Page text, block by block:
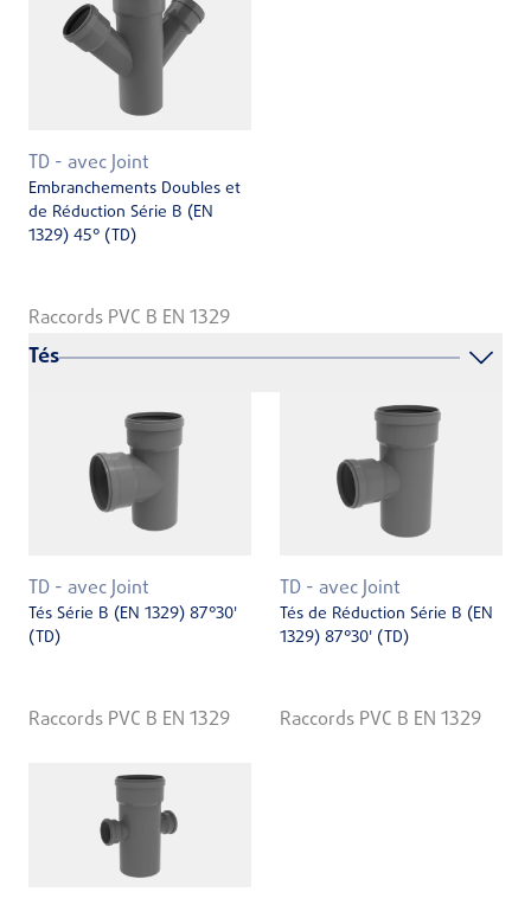
TD - avec Joint
Embranchements Doubles et
de Réduction Série B (EN
1329) 45° (TD)
Raccords PVC B EN 1329
Tés
TD - avec Joint
Tés Série B (EN 1329) 87°30'
(TD)
Raccords PVC B EN 1329
TD - avec Joint
Tés de Réduction Série B (EN
1329) 87°30' (TD)
Raccords PVC B EN 1329